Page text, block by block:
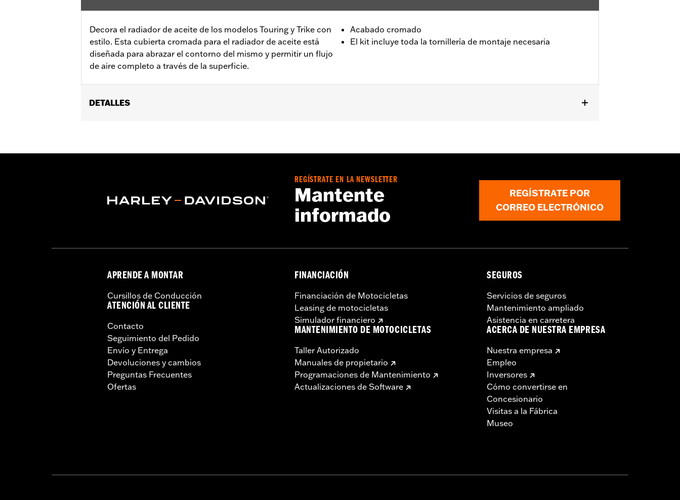
Decora el radiador de aceite de los modelos Touring y Trike con
estilo. Esta cubierta cromada para el radiador de aceite está
diseñada para abrazar el contorno del mismo y permitir un flujo
de aire completo a través de la superficie.
Acabado cromado
El kit incluye toda la tornillería de montaje necesaria
DETALLES
Se vende por unidades:Cada una
REGÍSTRATE EN LA NEWSLETTER
Mantente
informado
REGÍSTRATE POR
CORREO ELECTRÓNICO
APRENDE A MONTAR
Cursillos de Conducción
ATENCIÓN AL CLIENTE
Contacto
Seguimiento del Pedido
Envío y Entrega
Devoluciones y cambios
Preguntas Frecuentes
Ofertas
FINANCIACIÓN
Financiación de Motocicletas
Leasing de motocicletas
Simulador financiero
MANTENIMIENTO DE MOTOCICLETAS
Taller Autorizado
Manuales de propietario
Programaciones de Mantenimiento
Actualizaciones de Software
SEGUROS
Servicios de seguros
Mantenimiento ampliado
Asistencia en carretera
ACERCA DE NUESTRA EMPRESA
Nuestra empresa
Empleo
Inversores
Cómo convertirse en
Concesionario
Visitas a la Fábrica
Museo